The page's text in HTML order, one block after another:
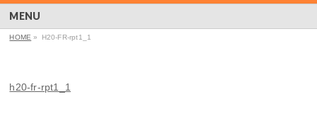
MENU
HOME » H20-FR-rpt1_1
h20-fr-rpt1_1